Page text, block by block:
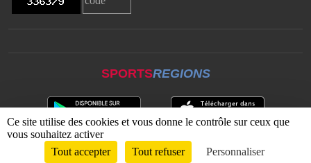
SPORTSREGIONS
Envie de participer ? CONNEXION
Ce site utilise des cookies et vous donne le contrôle sur ceux que
vous souhaitez activer
Tout accepter
Tout refuser Personnaliser